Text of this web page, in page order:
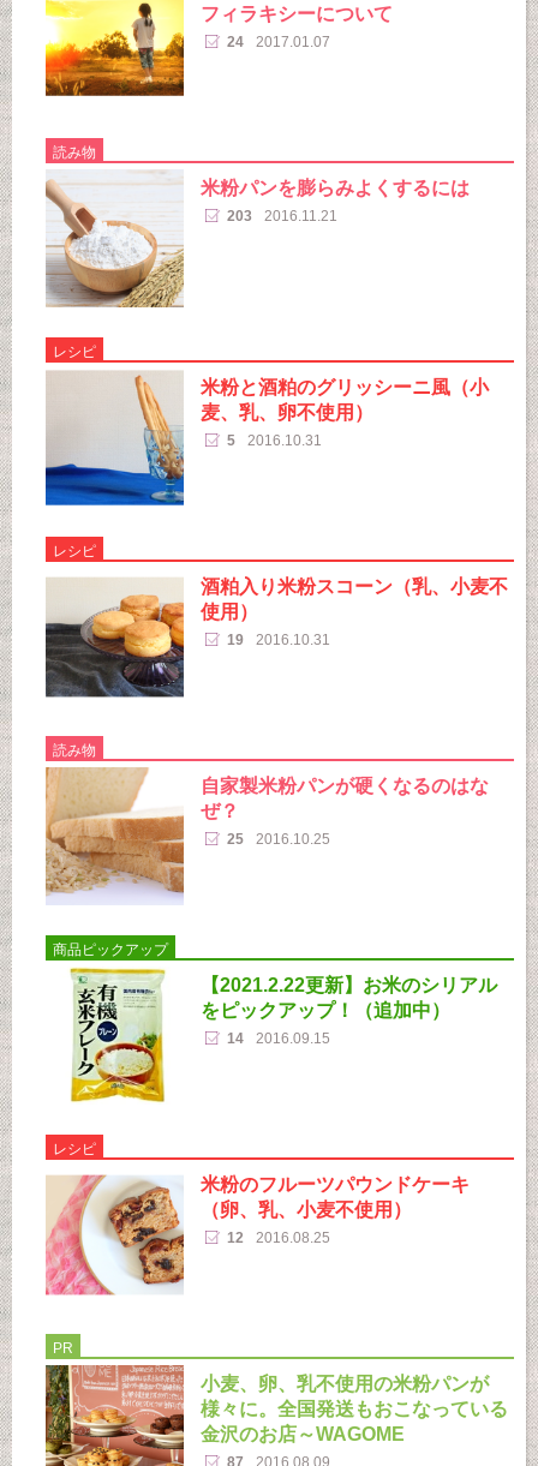
フィラキシーについて
24 2017.01.07
読み物
米粉パンを膨らみよくするには
203 2016.11.21
レシピ
米粉と酒粕のグリッシーニ風（小
麦、乳、卵不使用）
5 2016.10.31
レシピ
酒粕入り米粉スコーン（乳、小麦不
使用）
19 2016.10.31
読み物
自家製米粉パンが硬くなるのはな
ぜ？
25 2016.10.25
商品ピックアップ
【2021.2.22更新】お米のシリアル
をピックアップ！（追加中）
14 2016.09.15
レシピ
米粉のフルーツパウンドケーキ
（卵、乳、小麦不使用）
12 2016.08.25
PR
小麦、卵、乳不使用の米粉パンが
様々に。全国発送もおこなっている
金沢のお店～WAGOME
87 2016.08.09